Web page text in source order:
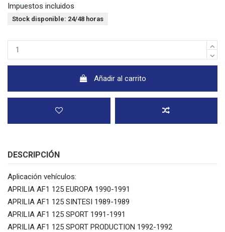
Impuestos incluidos
Stock disponible: 24/48 horas
Añadir al carrito
DESCRIPCIÓN
Aplicación vehículos:
APRILIA AF1 125 EUROPA 1990-1991
APRILIA AF1 125 SINTESI 1989-1989
APRILIA AF1 125 SPORT 1991-1991
APRILIA AF1 125 SPORT PRODUCTION 1992-1992